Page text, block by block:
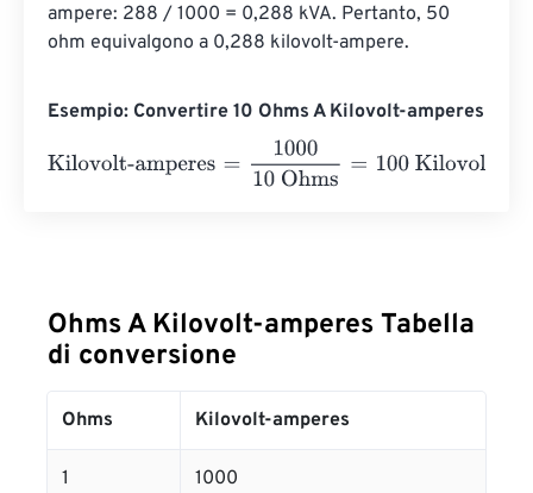
ampere: 288 / 1000 = 0,288 kVA. Pertanto, 50
ohm equivalgono a 0,288 kilovolt-ampere.
Esempio: Convertire 10 Ohms A Kilovolt-amperes
Kilovolt-amperes
10 Ohms Kilovolt-amperes
Ohms A Kilovolt-amperes Tabella
di conversione
Ohms Kilovolt-amperes
1 1000